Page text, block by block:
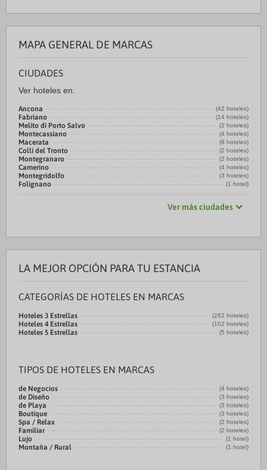
MAPA GENERAL DE MARCAS
CIUDADES
Ver hoteles en:
Ancona (42 hoteles)
Fabriano (14 hoteles)
Melito di Porto Salvo (2 hoteles)
Montecassiano (4 hoteles)
Macerata (8 hoteles)
Colli del Tronto (2 hoteles)
Montegranaro (2 hoteles)
Camerino (4 hoteles)
Montegridolfo (3 hoteles)
Folignano (1 hotel)
Ver más ciudades
LA MEJOR OPCIÓN PARA TU ESTANCIA
CATEGORÍAS DE HOTELES EN MARCAS
Hoteles 3 Estrellas (262 hoteles)
Hoteles 4 Estrellas (102 hoteles)
Hoteles 5 Estrellas (5 hoteles)
TIPOS DE HOTELES EN MARCAS
de Negocios (4 hoteles)
de Diseño (3 hoteles)
de Playa (3 hoteles)
Boutique (3 hoteles)
Spa / Relax (2 hoteles)
Familiar (2 hoteles)
Lujo (1 hotel)
Montaña / Rural (1 hotel)